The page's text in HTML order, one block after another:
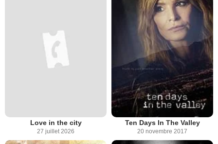
Love in the city
27 juillet 2026
Ten Days In The Valley
20 novembre 2017